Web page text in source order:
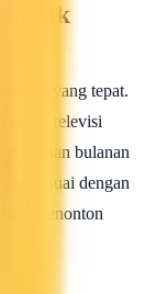
untuk
yang tepat.
siaran televisi
bulanan
sesuai dengan
menonton